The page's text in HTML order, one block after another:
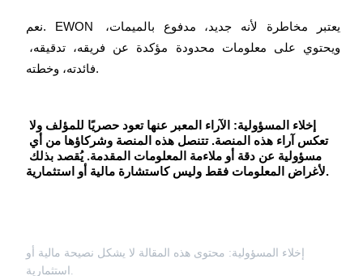
نعم. EWON يعتبر مخاطرة لأنه جديد، مدفوع بالميمات،
فائدته، وخطته.
لأغراض المعلومات فقط وليس كاستشارة مالية أو استثمارية.
إخلاء المسؤولية: محتوى هذه المقالة لا يشكل نصيحة مالية أو
استثمارية.